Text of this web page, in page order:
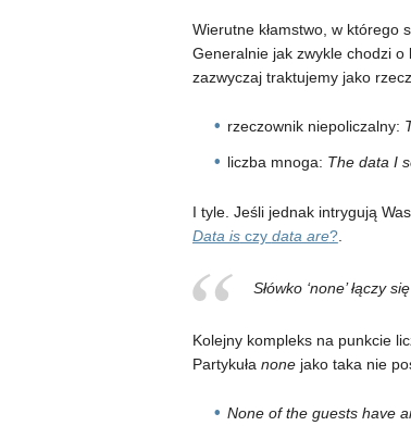
Wierutne kłamstwo, w którego
Generalnie jak zwykle chodzi
zazwyczaj traktujemy jako
rzeczownik niepoliczalny:
liczba mnoga: The data I
I tyle. Jeśli jednak intrygują
Data isczy data are?.
Słówko ‘none’ łączy
Kolejny kompleks na punkcie
Partykuła nonejako taka nie
None of the guests have